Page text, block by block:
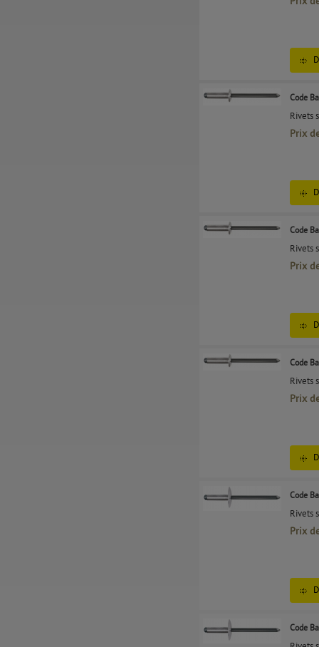
Code
Rivets
Prix
Code
Rivets
Prix
Code
Rivets
Prix
Code
Rivets
Prix
Code